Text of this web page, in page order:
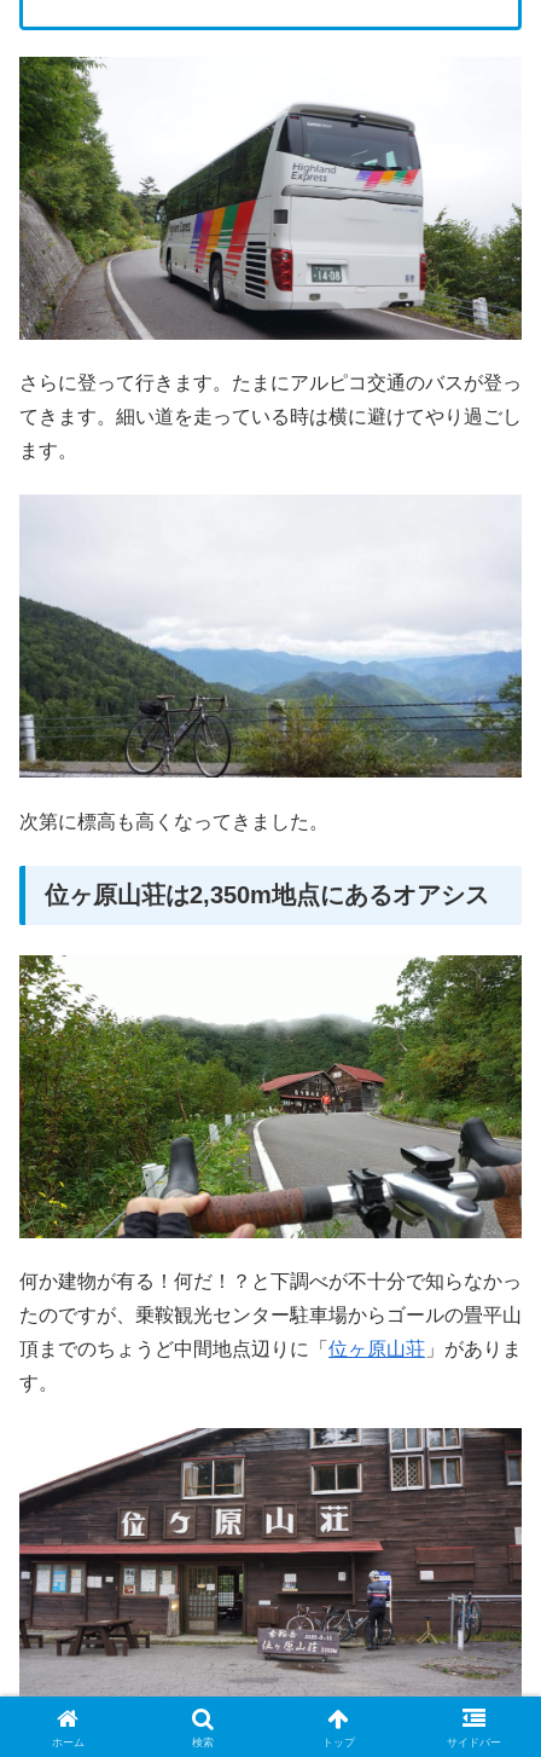
さらに登って行きます。たまにアルピコ交通のバスが登っ
てきます。細い道を走っている時は横に避けてやり過ごし
ます。
次第に標高も高くなってきました。
位ヶ原山荘は2,350m地点にあるオアシス
何か建物が有る！何だ！？と下調べが不十分で知らなかっ
たのですが、乗鞍観光センター駐車場からゴールの畳平山
頂までのちょうど中間地点辺りに「 位ヶ原山荘 」がありま
す。
ホーム 検索 トップ サイドバー